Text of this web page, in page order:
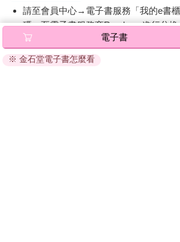
料，看著「部落客」變成跨平台「網紅」
人士，分眾的內容被大眾化的生活內容所
回來），免費提供產品變成數百萬美元的交
發展證明和擴大了網路影響力這個混亂的市
性」重新包裝和重塑以滿足需求。
請至會員中心→電子書服務「我的e書
碼』至電子書服務商Readmoo進行兌
退換貨須知：
因版權保護，您在金石堂所購買的電子
電子書
※ 金石堂電子書怎麼看